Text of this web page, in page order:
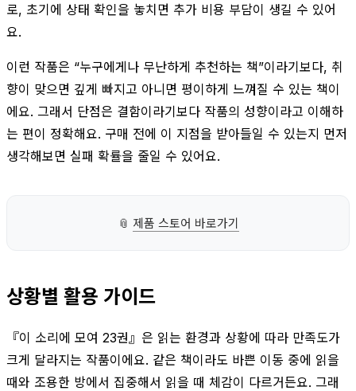
로, 초기에 상태 확인을 놓치면 추가 비용 부담이 생길 수 있어
요.
이런 작품은 “누구에게나 무난하게 추천하는 책”이라기보다, 취
향이 맞으면 깊게 빠지고 아니면 평이하게 느껴질 수 있는 책이
에요. 그래서 단점은 결함이라기보다 작품의 성향이라고 이해하
는 편이 정확해요. 구매 전에 이 지점을 받아들일 수 있는지 먼저
생각해보면 실패 확률을 줄일 수 있어요.
📎 제품 스토어 바로가기
상황별 활용 가이드
『이 소리에 모여 23권』은 읽는 환경과 상황에 따라 만족도가
크게 달라지는 작품이에요. 같은 책이라도 바쁜 이동 중에 읽을
때와 조용한 방에서 집중해서 읽을 때 체감이 다르거든요. 그래